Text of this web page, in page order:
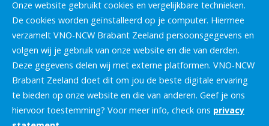
Onze website gebruikt cookies en vergelijkbare technieken.
De cookies worden geïnstalleerd op je computer. Hiermee
verzamelt VNO-NCW Brabant Zeeland persoonsgegevens en
volgen wij je gebruik van onze website en die van derden.
Deze gegevens delen wij met externe platformen. VNO-NCW
Brabant Zeeland doet dit om jou de beste digitale ervaring
te bieden op onze website en die van anderen. Geef je ons
hiervoor toestemming? Voor meer info, check ons privacy